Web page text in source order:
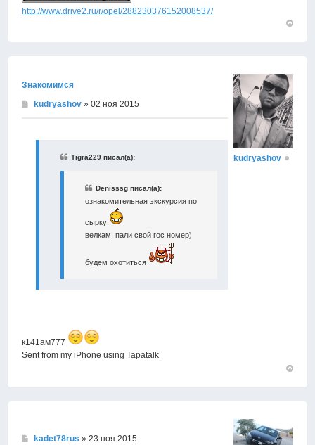
http://www.drive2.ru/r/opel/288230376152008537/
Знакомимся
kudryashov » 02 ноя 2015
Tigra229 писал(а):
Denisssg писал(а):
ознакомительная экскурсия по
сырку
велкам, пали свой гос номер)
будем охотиться
к141ам777
Sent from my iPhone using Tapatalk
kudryashov
kadet78rus » 23 ноя 2015